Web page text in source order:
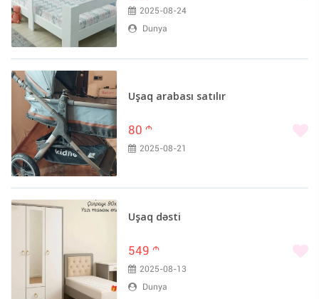
2025-08-24
Dunya
Uşaq arabası satılır
80 m
2025-08-21
Uşaq dəsti
549 m
2025-08-13
Dunya